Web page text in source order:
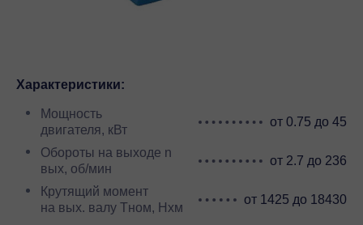
Характеристики:
Мощность
двигателя, кВт
от 0.75 до 45
Обороты на выходе n
вых, об/мин
от 2.7 до 236
Крутящий момент
на вых. валу Тном, Нхм
от 1425 до 18430